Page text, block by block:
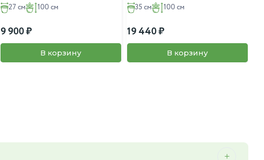
27 см 100 см
9 900
В корзину
35 см 100 см
19 440
В корзину